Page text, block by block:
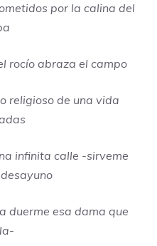
por la calina del
abraza el campo
de una vida
calle -sirveme
esa dama que